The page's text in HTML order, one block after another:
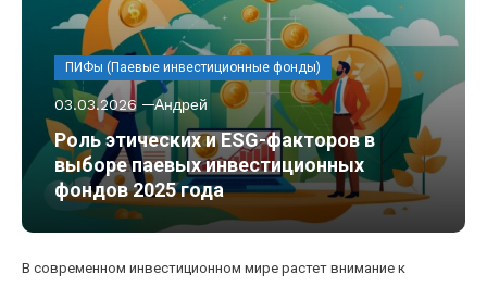
ПИФы (Паевые инвестиционные фонды)
03.03.2026 Андрей
Роль этических и ESG-факторов в
выборе паевых инвестиционных
фондов 2025 года
В современном инвестиционном мире растет внимание к